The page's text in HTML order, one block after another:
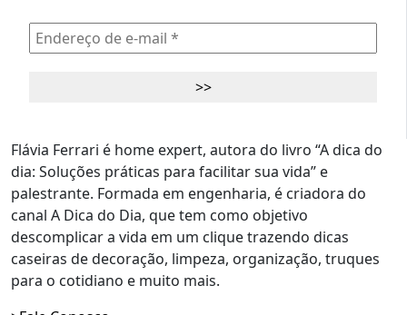
Flávia Ferrari é home expert, autora do livro “A dica do
dia: Soluções práticas para facilitar sua vida” e
palestrante. Formada em engenharia, é criadora do
canal A Dica do Dia, que tem como objetivo
descomplicar a vida em um clique trazendo dicas
caseiras de decoração, limpeza, organização, truques
para o cotidiano e muito mais.